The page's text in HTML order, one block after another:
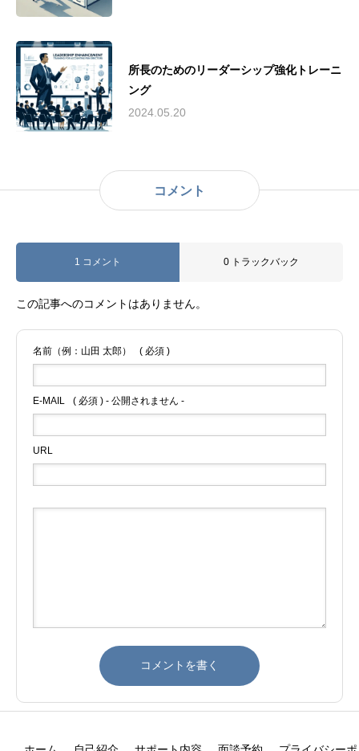
所長のためのリーダーシップ強化トレーニ
ング
2024.05.20
コメント
1 コメント 0 トラックバック
この記事へのコメントはありません。
名前（例：山田 太郎） ( 必須 )
E-MAIL ( 必須 ) - 公開されません -
URL